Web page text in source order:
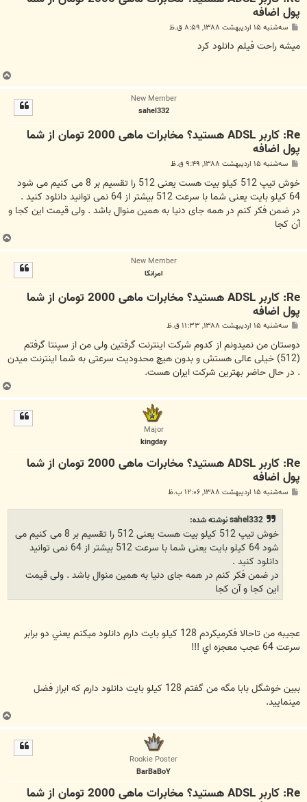
پول اضافه
ت
سه‌شنبه ۱۵ اردیبهشت ۱۳۸۸, ۸:۵۹ ق.ظ
ميشه راحت فيلم دانلود كرد
New Member
sahel332
Re: کاربر ADSL هستید؟ مخابرات ماهی 2000 تومان از شما
پول اضافه
ت
سه‌شنبه ۱۵ اردیبهشت ۱۳۸۸, ۹:۴۹ ق.ظ
خوش تیپ 512 کیلو بیت هست یعنی 512 را تقسیم بر 8 می کنیم می شود
64 کیلو بایت یعنی شما با سرعت 512 بیشتر از 64 نمی توانید دانلود کنید .
در ضمن فکر کنم در همه جای دنیا به همین منوال باشد . ولی قیمت این کجا و
آن کجا
New Member
امرانكا
Re: کاربر ADSL هستید؟ مخابرات ماهی 2000 تومان از شما
پول اضافه
ت
سه‌شنبه ۱۵ اردیبهشت ۱۳۸۸, ۱۱:۳۳ ق.ظ
دوستان من نميدونم از كدوم شركت اينترنت گرفتين ولى من از سپنتا گرفتم
(512) خيلى عالى هستش و بدون هيچ محدوديت سرعتى به شما اينترنت ميدن
. در حال حاضر بهترين شركت ايران هست.
Major
kingday
Re: کاربر ADSL هستید؟ مخابرات ماهی 2000 تومان از شما
پول اضافه
سه‌شنبه ۱۵ اردیبهشت ۱۳۸۸, ۱۲:۰۶ ب.ظ
sahel332 نوشته شده:
خوش تیپ 512 کیلو بیت هست یعنی 512 را تقسیم بر 8 می کنیم می
شود 64 کیلو بایت یعنی شما با سرعت 512 بیشتر از 64 نمی توانید
دانلود کنید .
در ضمن فکر کنم در همه جای دنیا به همین منوال باشد . ولی قیمت
این کجا و آن کجا
عجيبه من تاحالا فكرميكردم 128 كيلو بايت دارم دانلود ميكنم يعني دو برابر
سرعت 64 عجب معجزه اي !!!
ببين خوشگل بابا مگه من گفتم 128 كيلو بايت دانلود دارم كه ابراز فضل
مينماييد.
Rookie Poster
BarBaBoY
Re: کاربر ADSL هستید؟ مخابرات ماهی 2000 تومان از شما